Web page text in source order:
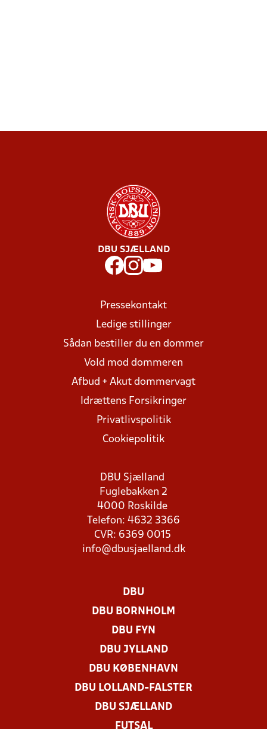
DBU SJÆLLAND
Pressekontakt
Ledige stillinger
Sådan bestiller du en dommer
Vold mod dommeren
Afbud + Akut dommervagt
Idrættens Forsikringer
Privatlivspolitik
Cookiepolitik
DBU Sjælland
Fuglebakken 2
4000 Roskilde
Telefon: 4632 3366
CVR: 6369 0015
info@dbusjaelland.dk
DBU
DBU BORNHOLM
DBU FYN
DBU JYLLAND
DBU KØBENHAVN
DBU LOLLAND-FALSTER
DBU SJÆLLAND
FUTSAL